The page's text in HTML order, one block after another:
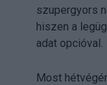
szupergyors
hiszen a
adat opcióval.
Most